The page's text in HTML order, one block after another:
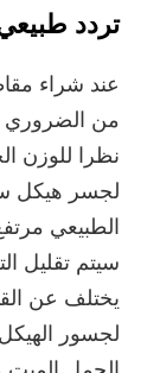
تردد
عند شراء
من الضروري
نظرا للوزن
لجسر هيكل
الطبيعي
سيتم تقليل
يختلف عن
لجسور